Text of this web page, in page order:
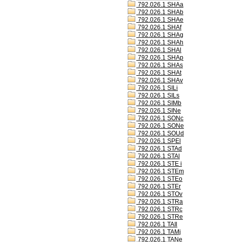
792.026.1 SHAa
792.026.1 SHAb
792.026.1 SHAe
792.026.1 SHAf
792.026.1 SHAg
792.026.1 SHAh
792.026.1 SHAl
792.026.1 SHAp
792.026.1 SHAs
792.026.1 SHAt
792.026.1 SHAv
792.026.1 SILi
792.026.1 SILs
792.026.1 SIMb
792.026.1 SINe
792.026.1 SONc
792.026.1 SONe
792.026.1 SOUd
792.026.1 SPEl
792.026.1 STAd
792.026.1 STAl
792.026.1 STE i
792.026.1 STEm
792.026.1 STEo
792.026.1 STEr
792.026.1 STOv
792.026.1 STRa
792.026.1 STRc
792.026.1 STRe
792.026.1 TAIl
792.026.1 TAMj
792.026.1 TANe